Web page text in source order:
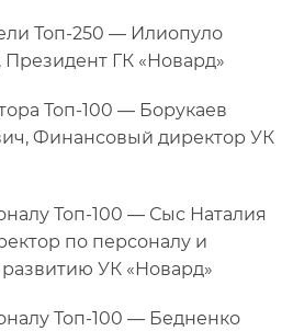
Топ-250 — Илиопуло
ГК «Новард»
Топ-100 — Борукаев
Финансовый директор УК
Топ-100 — Сыс Наталия
по персоналу и
УК «Новард»
Топ-100 — Бедненко